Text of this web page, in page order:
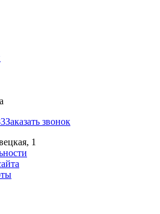
Заказать звонок
1